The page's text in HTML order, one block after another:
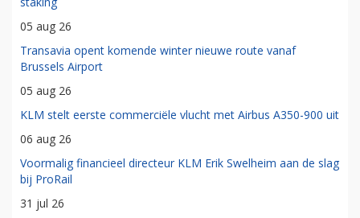
05 aug 26
Transavia opent komende winter nieuwe route vanaf
Brussels Airport
05 aug 26
KLM stelt eerste commerciële vlucht met Airbus A350-900 uit
06 aug 26
Voormalig financieel directeur KLM Erik Swelheim aan de slag
bij ProRail
31 jul 26